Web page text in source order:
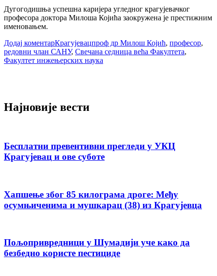
Дугогодишња успешна каријера угледног крагујевачког
професора доктора Милоша Којића заокружена је престижним
именовањем.
Додај коментарКрагујевацпроф др Милош Којић, професор,
редовни члан САНУ, Свечана седница већа Факултета,
Факултет инжењерских наука
Најновије вести
Бесплатни превентивни прегледи у УКЦ
Крагујевац и ове суботе
Хапшење због 85 килограма дроге: Међу
осумњиченима и мушкарац (38) из Крагујевца
Пољопривредници у Шумадији уче како да
безбедно користе пестициде